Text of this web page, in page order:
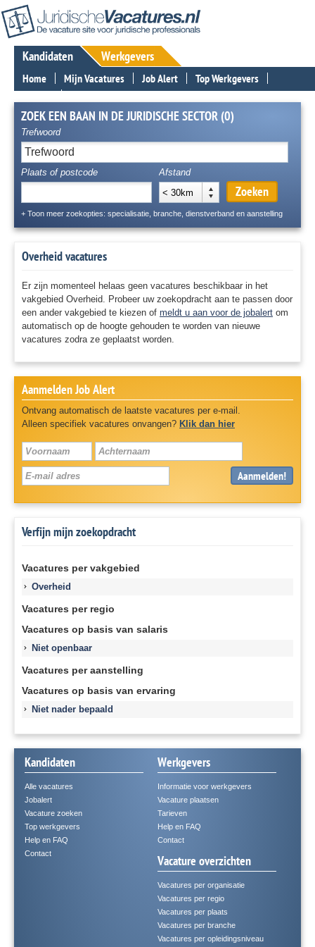
Kandidaten
Home Mijn Vacatures Job Alert
Top Werkgevers
Nieuws
Contact
Werkgevers
ZOEK EEN BAAN IN DE JURIDISCHE SECTOR (0)
Trefwoord
Plaats of postcode
Afstand
< 30km
Zoeken
+ Toon meer zoekopties: specialisatie, branche, dienstverband en aanstelling
Overheid vacatures
Er zijn momenteel helaas geen vacatures beschikbaar in het
vakgebied Overheid. Probeer uw zoekopdracht aan te passen door
een ander vakgebied te kiezen of meldt u aan voor de jobalert om
automatisch op de hoogte gehouden te worden van nieuwe
vacatures zodra ze geplaatst worden.
Aanmelden Job Alert
Ontvang automatisch de laatste vacatures per e-mail.
Alleen specifiek vacatures onvangen? Klik dan hier
Aanmelden!
Verfijn mijn zoekopdracht
Vacatures per vakgebied
Overheid
Vacatures per regio
Vacatures op basis van salaris
Niet openbaar
Vacatures per aanstelling
Vacatures op basis van ervaring
Niet nader bepaald
Kandidaten
Alle vacatures
Jobalert
Vacature zoeken
Top werkgevers
Help en FAQ
Contact
Werkgevers
Informatie voor werkgevers
Vacature plaatsen
Tarieven
Help en FAQ
Contact
Vacature overzichten
Vacatures per organisatie
Vacatures per regio
Vacatures per plaats
Vacatures per branche
Vacatures per opleidingsniveau